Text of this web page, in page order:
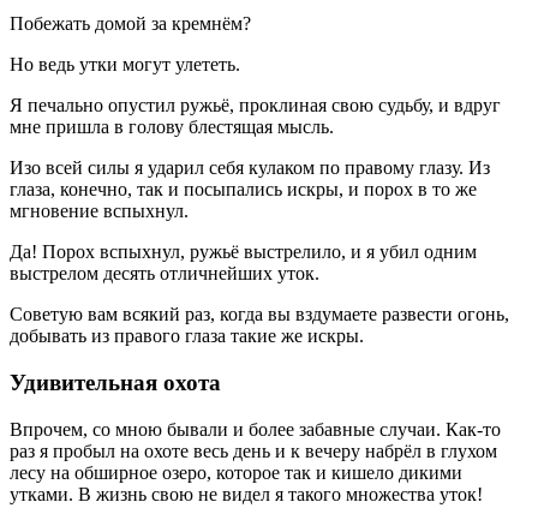
Побежать домой за кремнём?
Но ведь утки могут улететь.
Я печально опустил ружьё, проклиная свою судьбу, и вдруг
мне пришла в голову блестящая мысль.
Изо всей силы я ударил себя кулаком по правому глазу. Из
глаза, конечно, так и посыпались искры, и порох в то же
мгновение вспыхнул.
Да! Порох вспыхнул, ружьё выстрелило, и я убил одним
выстрелом десять отличнейших уток.
Советую вам всякий раз, когда вы вздумаете развести огонь,
добывать из правого глаза такие же искры.
Удивительная охота
Впрочем, со мною бывали и более забавные случаи. Как-то
раз я пробыл на охоте весь день и к вечеру набрёл в глухом
лесу на обширное озеро, которое так и кишело дикими
утками. В жизнь свою не видел я такого множества уток!